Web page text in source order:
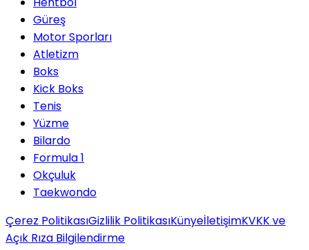
Güreş
Motor Sporları
Atletizm
Boks
Kick Boks
Tenis
Yüzme
Bilardo
Formula 1
Okçuluk
Taekwondo
Çerez PolitikasıGizlilik PolitikasıKünyeİletişimKVKK ve
Açık Rıza Bilgilendirme